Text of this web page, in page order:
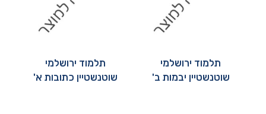
תלמוד ירושלמי
שוטנשטיין יבמות ב'
תלמוד ירושלמי
שוטנשטיין כתובות א'